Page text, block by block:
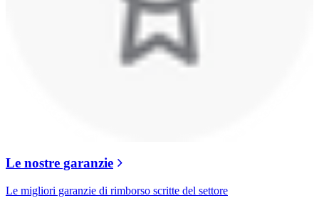
Le nostre garanzie
Le migliori garanzie di rimborso scritte del settore